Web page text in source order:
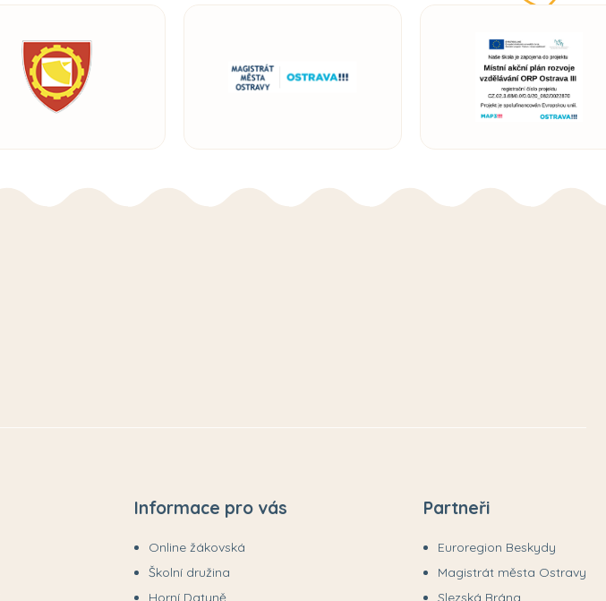
Informace pro vás
Online žákovská
Školní družina
Horní Datyně
Partneři
Euroregion Beskydy
Magistrát města Ostravy
Slezská Brána